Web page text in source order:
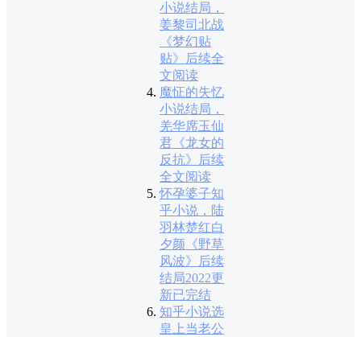
小说结局，
姜黎司北战
《梦幻贴
贴》后续全
文阅读
魔怔的失忆
小说结局，
羌华席玉仙
君《龙女的
反抗》后续
全文阅读
怀孕婆子知
乎小说，陆
羽林楚红白
夕颜《野草
风波》后续
结局2022更
新已完结
知乎小说选
皇上当老公